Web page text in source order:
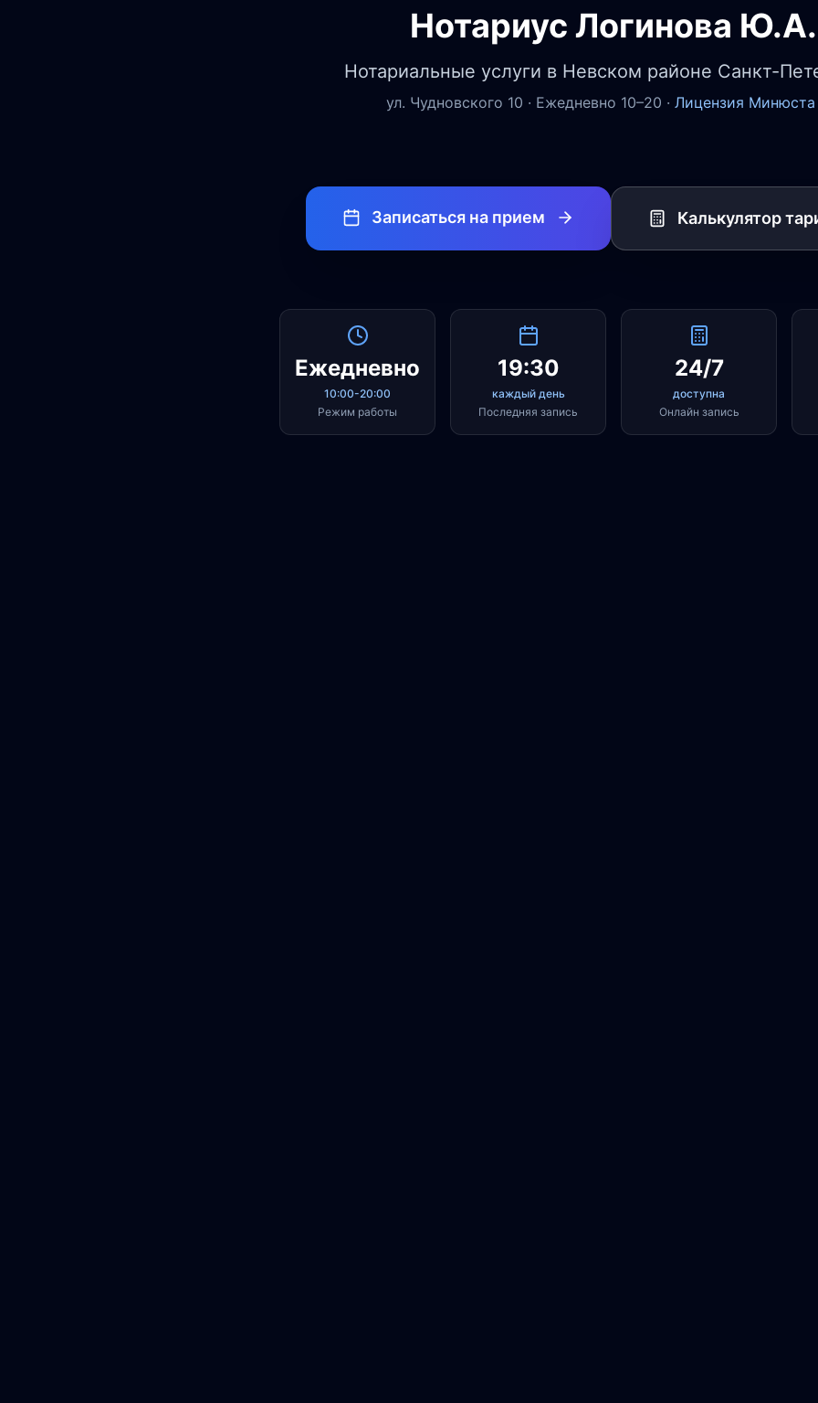
Нотариус Логинова Ю.А.
Нотариальные услуги в Невском районе Санкт-
ул. Чудновского 10 · Ежедневно 10–20 · Лицензия
Записаться на прием Калькулятор
Ежедневно
10:00-20:00
Режим работы
19:30
каждый день
Последняя запись
24/7
доступна
Онлайн запись